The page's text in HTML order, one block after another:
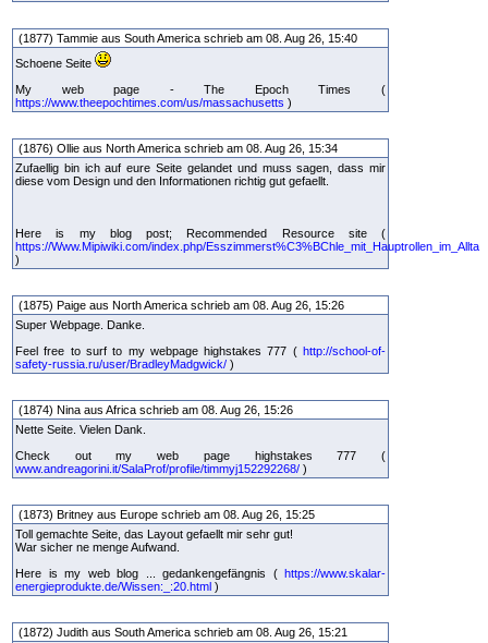
(1877) Tammie aus South America schrieb am 08. Aug 26, 15:40
Schoene Seite
My web page - The Epoch Times (
https://www.theepochtimes.com/us/massachusetts )
(1876) Ollie aus North America schrieb am 08. Aug 26, 15:34
Zufaellig bin ich auf eure Seite gelandet und muss sagen, dass mir
diese vom Design und den Informationen richtig gut gefaellt.
Here is my blog post; Recommended Resource site (
https://Www.Mipiwiki.com/index.php/Esszimmerst%C3%BChle_mit_Hauptrollen_im_Allta
)
(1875) Paige aus North America schrieb am 08. Aug 26, 15:26
Super Webpage. Danke.
Feel free to surf to my webpage highstakes 777 ( http://school-of-
safety-russia.ru/user/BradleyMadgwick/ )
(1874) Nina aus Africa schrieb am 08. Aug 26, 15:26
Nette Seite. Vielen Dank.
Check out my web page highstakes 777 (
www.andreagorini.it/SalaProf/profile/timmyj152292268/ )
(1873) Britney aus Europe schrieb am 08. Aug 26, 15:25
Toll gemachte Seite, das Layout gefaellt mir sehr gut!
War sicher ne menge Aufwand.
Here is my web blog ... gedankengefängnis ( https://www.skalar-
energieprodukte.de/Wissen:_:20.html )
(1872) Judith aus South America schrieb am 08. Aug 26, 15:21